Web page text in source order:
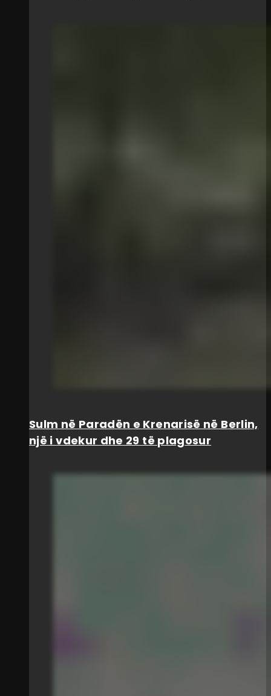
Sulm në Paradën e Krenarisë në Berlin,
një i vdekur dhe 29 të plagosur